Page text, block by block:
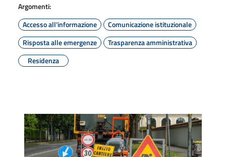
Argomenti:
Accesso all'informazione
Comunicazione istituzionale
Risposta alle emergenze
Trasparenza amministrativa
Residenza